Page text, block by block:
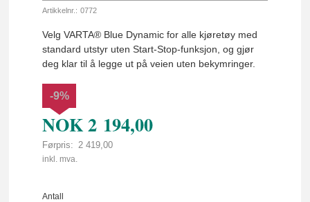
Artikkelnr.: 0772
Velg VARTA® Blue Dynamic for alle kjøretøy med
standard utstyr uten Start-Stop-funksjon, og gjør
deg klar til å legge ut på veien uten bekymringer.
NOK2 194,00
Førpris: 2 419,00
Rabatt
-9%
inkl. mva.
Antall